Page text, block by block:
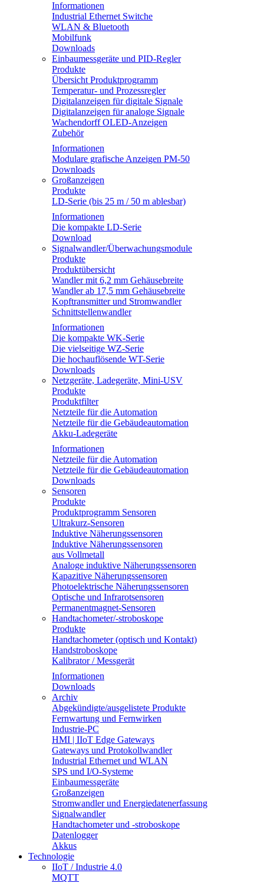
Informationen
Industrial Ethernet Switche
WLAN & Bluetooth
Mobilfunk
Downloads
Einbaumessgeräte und PID-Regler
Produkte
Übersicht Produktprogramm
Temperatur- und Prozessregler
Digitalanzeigen für digitale Signale
Digitalanzeigen für analoge Signale
Wachendorff OLED-Anzeigen
Zubehör
Informationen
Modulare grafische Anzeigen PM-50
Downloads
Großanzeigen
Produkte
LD-Serie (bis 25 m / 50 m ablesbar)
Informationen
Die kompakte LD-Serie
Download
Signalwandler/Überwachungsmodule
Produkte
Produktübersicht
Wandler mit 6,2 mm Gehäusebreite
Wandler ab 17,5 mm Gehäusebreite
Kopftransmitter und Stromwandler
Schnittstellenwandler
Informationen
Die kompakte WK-Serie
Die vielseitige WZ-Serie
Die hochauflösende WT-Serie
Downloads
Netzgeräte, Ladegeräte, Mini-USV
Produkte
Produktfilter
Netzteile für die Automation
Netzteile für die Gebäudeautomation
Akku-Ladegeräte
Informationen
Netzteile für die Automation
Netzteile für die Gebäudeautomation
Downloads
Sensoren
Produkte
Produktprogramm Sensoren
Ultrakurz-Sensoren
Induktive Näherungssensoren
Induktive Näherungssensoren
aus Vollmetall
Analoge induktive Näherungssensoren
Kapazitive Näherungssensoren
Photoelektrische Näherungssensoren
Optische und Infrarotsensoren
Permanentmagnet-Sensoren
Handtachometer/-stroboskope
Produkte
Handtachometer (optisch und Kontakt)
Handstroboskope
Kalibrator / Messgerät
Informationen
Downloads
Archiv
Abgekündigte/ausgelistete Produkte
Fernwartung und Fernwirken
Industrie-PC
HMI | IIoT Edge Gateways
Gateways und Protokollwandler
Industrial Ethernet und WLAN
SPS und I/O-Systeme
Einbaumessgeräte
Großanzeigen
Stromwandler und Energiedatenerfassung
Signalwandler
Handtachometer und -stroboskope
Datenlogger
Akkus
Technologie
IIoT / Industrie 4.0
MQTT